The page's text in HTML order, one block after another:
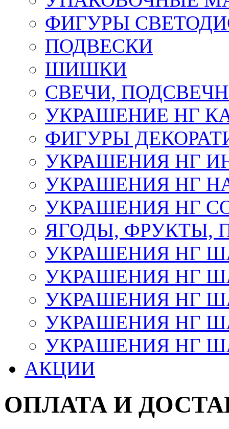
ФИГУРЫ
ПОДВЕСКИ
ШИШКИ
СВЕЧИ,
УКРАШЕНИЕ НГ
ФИГУРЫ
УКРАШЕНИЯ НГ
УКРАШЕНИЯ НГ
УКРАШЕНИЯ НГ
ЯГОДЫ, ФРУКТЫ,
УКРАШЕНИЯ НГ
УКРАШЕНИЯ НГ
УКРАШЕНИЯ НГ
УКРАШЕНИЯ НГ
УКРАШЕНИЯ НГ
АКЦИИ
ОПЛАТА И